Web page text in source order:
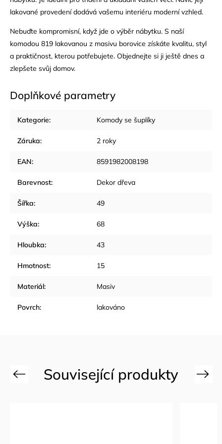
lakované provedení dodává vašemu interiéru moderní vzhled.
Nebuďte kompromisní, když jde o výběr nábytku. S naší
komodou 819 lakovanou z masivu borovice získáte kvalitu, styl
a praktičnost, kterou potřebujete. Objednejte si ji ještě dnes a
zlepšete svůj domov.
Doplňkové parametry
Kategorie: Komody se šuplíky
Záruka: 2 roky
EAN: 8591982008198
Barevnost: Dekor dřeva
Šířka: 49
Výška: 68
Hloubka: 43
Hmotnost: 15
Materiál: Masiv
Povrch: lakováno
Previous Next